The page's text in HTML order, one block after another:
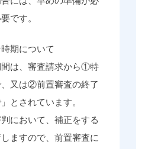
です。
期について
間は、審査請求から①特
又は②前置審査の終了
とされています。
において、補正をする
ますので、前置審査に